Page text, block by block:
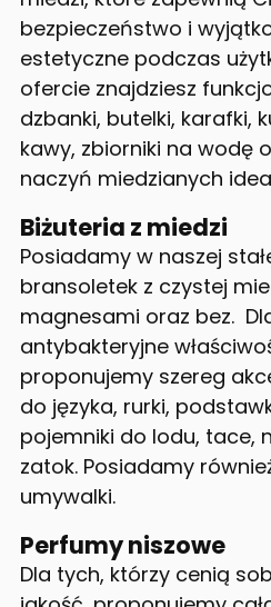
bezpieczeństwo i
estetyczne podczas
ofercie znajdziesz
dzbanki, butelki, karafki,
kawy, zbiorniki na wodę
naczyń miedzianych
Biżuteria z miedzi
Posiadamy w naszej
bransoletek z czystej
magnesami oraz bez.
antybakteryjne
proponujemy szereg
do języka, rurki,
pojemniki do lodu, tace,
zatok. Posiadamy
umywalki.
Perfumy niszowe
Dla tych, którzy cenią